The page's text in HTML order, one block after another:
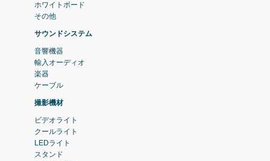
ホワイトボード
その他
サウンドシステム
音響機器
輸入オーディオ
楽器
ケーブル
撮影機材
ビデオライト
クールライト
LEDライト
スタンド